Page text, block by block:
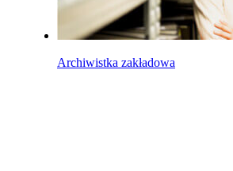
Archiwistka zakładowa